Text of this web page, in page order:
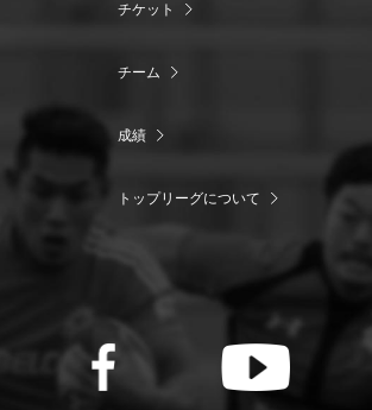
チケット
チーム
成績
トップリーグについて